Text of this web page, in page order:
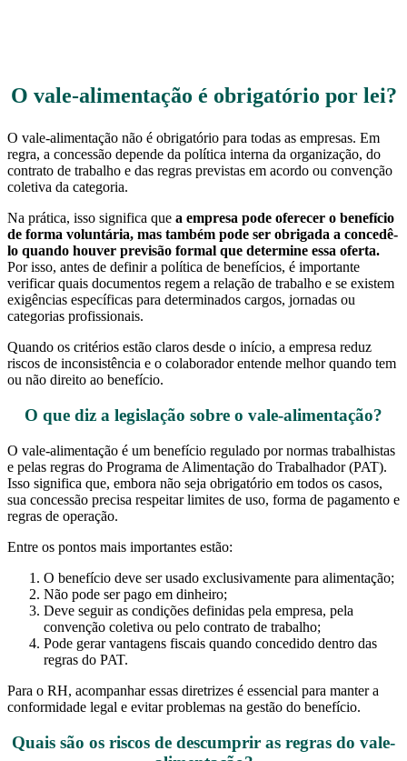
O vale-alimentação é obrigatório por lei?
O vale-alimentação não é obrigatório para todas as empresas. Em
regra, a concessão depende da política interna da organização, do
contrato de trabalho e das regras previstas em acordo ou convenção
coletiva da categoria.
Na prática, isso significa que a empresa pode oferecer o benefício
de forma voluntária, mas também pode ser obrigada a concedê-
lo quando houver previsão formal que determine essa oferta.
Por isso, antes de definir a política de benefícios, é importante
verificar quais documentos regem a relação de trabalho e se existem
exigências específicas para determinados cargos, jornadas ou
categorias profissionais.
Quando os critérios estão claros desde o início, a empresa reduz
riscos de inconsistência e o colaborador entende melhor quando tem
ou não direito ao benefício.
O que diz a legislação sobre o vale-alimentação?
O vale-alimentação é um benefício regulado por normas trabalhistas
e pelas regras do Programa de Alimentação do Trabalhador (PAT).
Isso significa que, embora não seja obrigatório em todos os casos,
sua concessão precisa respeitar limites de uso, forma de pagamento e
regras de operação.
Entre os pontos mais importantes estão:
O benefício deve ser usado exclusivamente para alimentação;
Não pode ser pago em dinheiro;
Deve seguir as condições definidas pela empresa, pela
convenção coletiva ou pelo contrato de trabalho;
Pode gerar vantagens fiscais quando concedido dentro das
regras do PAT.
Para o RH, acompanhar essas diretrizes é essencial para manter a
conformidade legal e evitar problemas na gestão do benefício.
Quais são os riscos de descumprir as regras do vale-